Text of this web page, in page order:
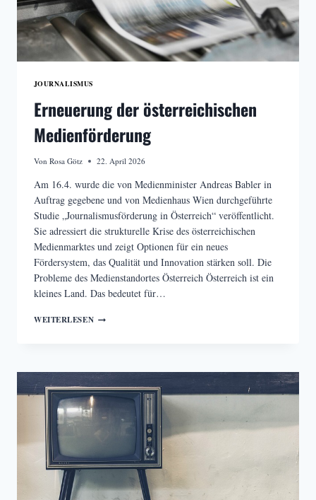
JOURNALISMUS
Erneuerung der österreichischen
Medienförderung
Von Rosa Götz 22. April 2026
Am 16.4. wurde die von Medienminister Andreas Babler in
Auftrag gegebene und von Medienhaus Wien durchgeführte
Studie „Journalismusförderung in Österreich“ veröffentlicht.
Sie adressiert die strukturelle Krise des österreichischen
Medienmarktes und zeigt Optionen für ein neues
Fördersystem, das Qualität und Innovation stärken soll. Die
Probleme des Medienstandortes Österreich Österreich ist ein
kleines Land. Das bedeutet für…
WEITERLESENERNEUERUNG